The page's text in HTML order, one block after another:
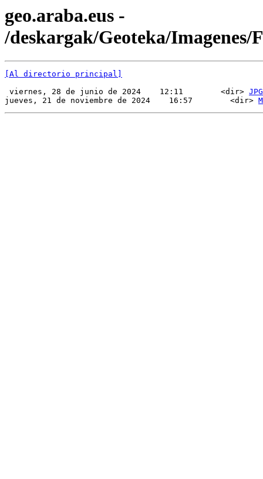
geo.araba.eus -
/deskargak/Geoteka/Imagenes/
[Al directorio principal]
viernes, 28 de junio de 2024    12:11        <dir> JPG
jueves, 21 de noviembre de 2024    16:57        <dir>